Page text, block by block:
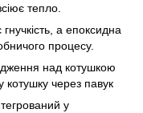
тепло.
а епоксидна
процесу.
над котушкою
котушку через павук
у